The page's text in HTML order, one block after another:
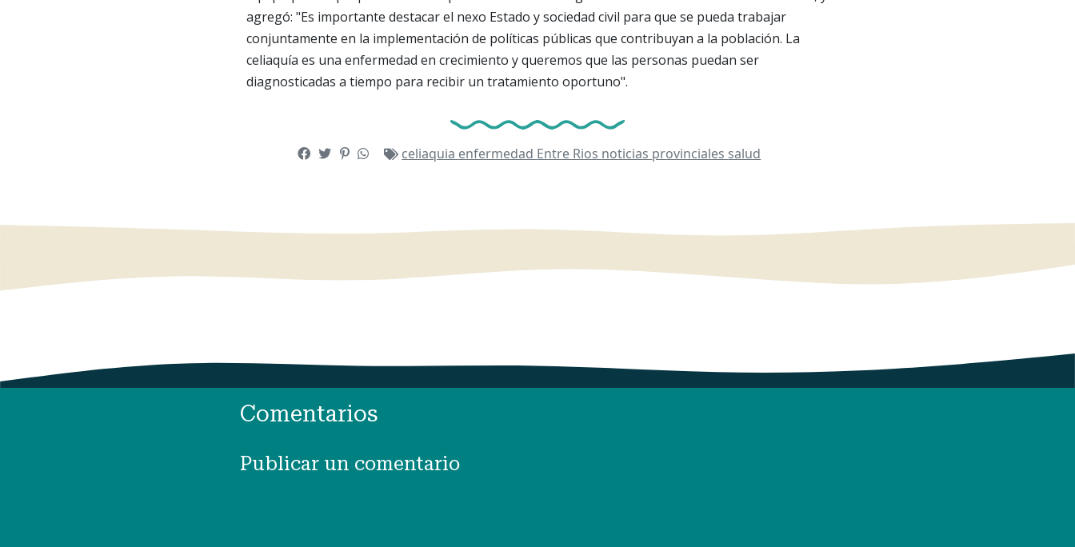
agregó: "Es importante destacar el nexo Estado y sociedad civil para que se pueda trabajar
conjuntamente en la implementación de políticas públicas que contribuyan a la población. La
celiaquía es una enfermedad en crecimiento y queremos que las personas puedan ser
diagnosticadas a tiempo para recibir un tratamiento oportuno".
celiaquia enfermedad Entre Rios noticias provinciales salud
Comentarios
Publicar un comentario